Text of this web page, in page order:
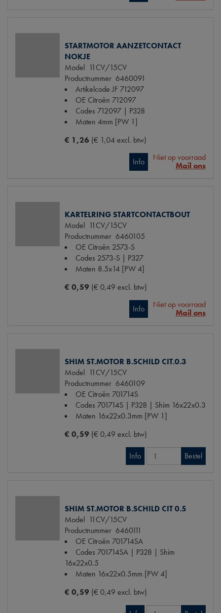
STARTMOTOR AANZETCONTACT
NOKJE
Model 11CV/15CV
Productnummer 6460091
Artikelcode JF 712097
OE Citroën 712097
Codes 712097 | P328
Maten 4mm [PW 1]
€ 1,26 (€ 1,04 excl. btw)
Info
Niet op voorraad
Mail ons
KARTELRING STARTCONTACTBOUT
Model 11CV/15CV
Productnummer 6460105
OE Citroën 2573-S
Codes 2573-S | P327
Maten 8.5x14 [PW 4]
€ 0,59 (€ 0,49 excl. btw)
Info
Niet op voorraad
Mail ons
SHIM ST.MOTOR B.SCHILD CIT.0.3
Model 11CV/15CV
Productnummer 6460109
OE Citroën 701714S
Codes 701714S | P328 | Shim 16x22x0.3
Maten 16x22x0.3mm [PW 1]
€ 0,59 (€ 0,49 excl. btw)
Info Bestel
SHIM ST.MOTOR B.SCHILD CIT 0.5
Model 11CV/15CV
Productnummer 6460111
OE Citroën 701714SA
Codes 701714SA | P328 | Shim
16x22x0.5
Maten 16x22x0.5mm [PW 4]
€ 0,59 (€ 0,49 excl. btw)